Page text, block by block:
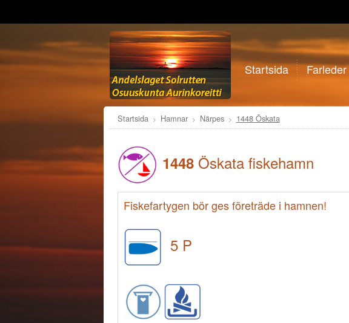
Startsida Farleder
Startsida Hamnar Närpes 1448 Öskata
1448Öskata fiskehamn
Fiskefartygen bör ges företräde i hamnen!
5 P